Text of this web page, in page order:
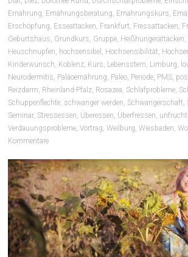
Ernährung, Ernährungsberatung, Ernährungskurs,
Erschöpfung, Esseattacken, Frankfurt, Fressattacken,
Geburtshaus, Grundkurs, Gruppe, Heißhungerattacken,
Heuschnupfen, hochsensibel , Hochsensibilität,
Kinderwunsch, Koblenz, Kurs, Lebensstern, Limburg,
Neurodermitis, Paläoernährung, Paleo, Periode, PMS,
Reizdarm, Rheinland-Pfalz, Rosazea, Schlafprobleme,
Schuppenflechte, schwanger werden, Schwangerschaft,
Seminar, Stressessen, Überessen, Überfressen,
Verdauungsprobleme,Vortrag,Weilburg,Wiesbaden,
Kommentare